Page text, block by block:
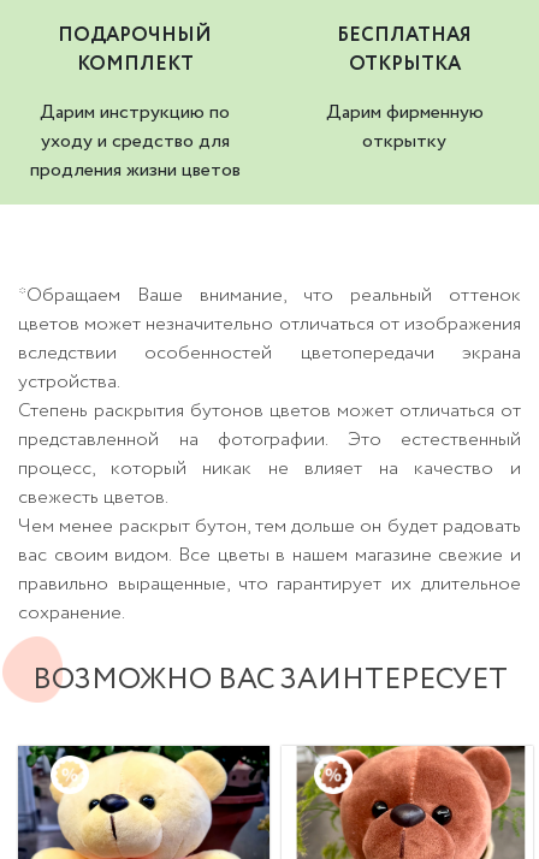
ПОДАРОЧНЫЙ
КОМПЛЕКТ
Дарим инструкцию по
уходу и средство для
продления жизни цветов
БЕСПЛАТНАЯ
ОТКРЫТКА
Дарим фирменную
открытку
*Обращаем Ваше внимание, что реальный оттенок
цветов может незначительно отличаться от изображения
вследствии особенностей цветопередачи экрана
устройства.
Степень раскрытия бутонов цветов может отличаться от
представленной на фотографии. Это естественный
процесс, который никак не влияет на качество и
свежесть цветов.
Чем менее раскрыт бутон, тем дольше он будет радовать
вас своим видом. Все цветы в нашем магазине свежие и
правильно выращенные, что гарантирует их длительное
сохранение.
ВОЗМОЖНО ВАС ЗАИНТЕРЕСУЕТ